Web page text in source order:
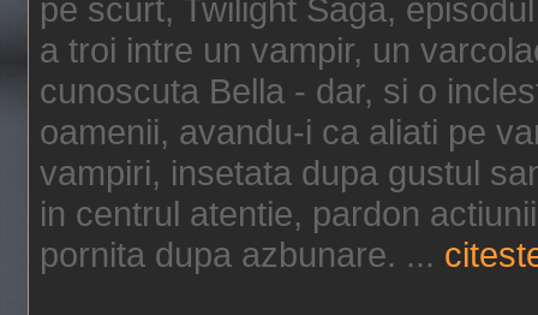
pe scurt, Twilight Saga,
a troi intre un vampir, un
cunoscuta Bella - dar, si o
oamenii, avandu-i ca aliati pe
vampiri, insetata dupa gustul
in centrul atentie, pardon
pornita dupa azbunare. ...